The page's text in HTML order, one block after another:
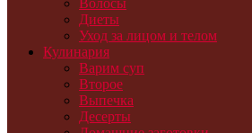
Волосы
Диеты
Уход за лицом и телом
Кулинария
Варим суп
Второе
Выпечка
Десерты